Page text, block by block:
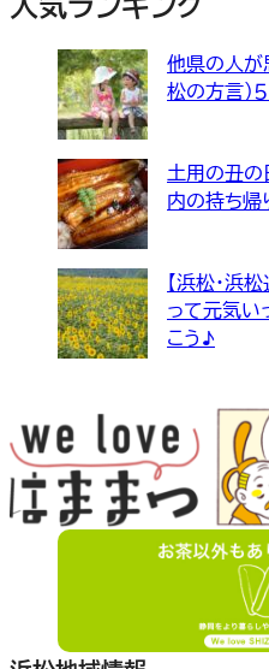
他県の人が
松の方言）
土用の丑の
内の持ち
【浜松・浜
って元気い
こう♪